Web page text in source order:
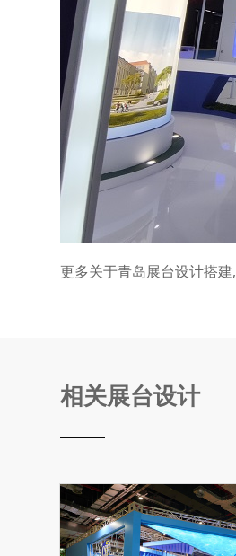
更多关于青岛展台设计搭建,
相关展台设计